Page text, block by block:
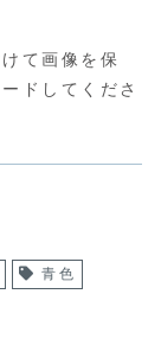
て画像を保
ドしてくださ
青色